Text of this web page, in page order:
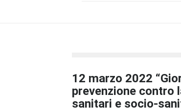
12 marzo 2022
prevenzione contro
sanitari e socio-